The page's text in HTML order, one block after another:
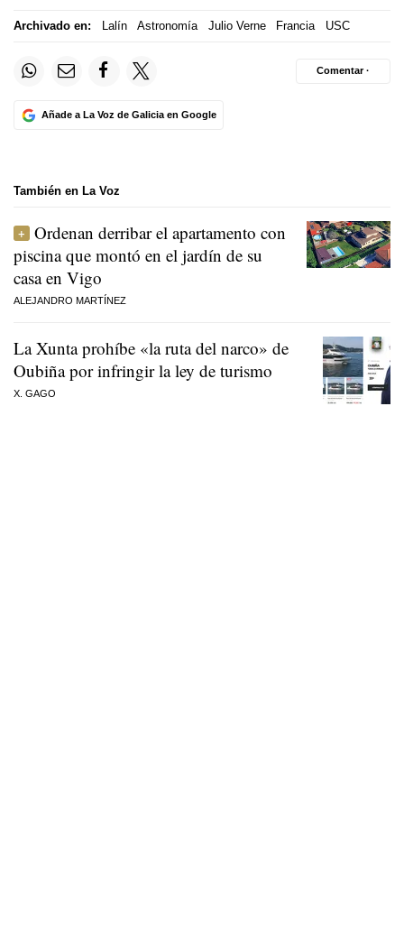
Archivado en: Lalín Astronomía Julio Verne Francia USC
Añade a La Voz de Galicia en Google
Comentar ·
También en La Voz
Ordenan derribar el apartamento con
piscina que montó en el jardín de su
casa en Vigo
ALEJANDRO MARTÍNEZ
La Xunta prohíbe «la ruta del narco» de
Oubiña por infringir la ley de turismo
X. GAGO